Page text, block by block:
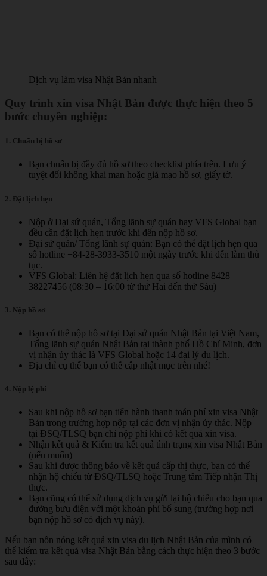
Dịch vụ làm visa Nhật Bản nhanh
Quy trình xin visa Nhật Bản được thực hiện theo 5
bước chuyên nghiệp:
1. Chuẩn bị hồ sơ
Bạn chuẩn bị đầy đủ hồ sơ theo checklist phía trên. Lưu ý
tuyệt đối không khai man hoặc giả mạo hồ sơ, giấy tờ.
2. Đặt lịch hẹn
Nộp ở Đại sứ quán, Tổng lãnh sự quán hay VFS Global bạn
đều cần đặt lịch hẹn trước khi đến nộp hồ sơ.
Đại sứ quán/ Tổng lãnh sự quán: Bạn có thể đặt lịch hẹn qua
số hotline +84-28-3933-3510 một ngày trước khi đến làm thủ
tục.
VFS Global: Liên hệ đặt lịch hẹn qua số hotline 8428
38227456 (08:30 – 16:00 từ thứ Hai đến thứ Sáu)
3. Nộp hồ sơ
Bạn có thể nộp hồ sơ tại Đại sứ quán Nhật Bản tại Việt Nam,
Tổng lãnh sự quán Nhật Bản tại thành phố Hồ Chí Minh, đơn
vị nhận ủy thác là VFS Global hoặc 14 đại lý du lịch.
Địa chỉ cụ thể bạn có thể cập nhật mục trên nhé!
4. Nộp lệ phí
Sau khi nộp hồ sơ bạn tiến hành thanh toán phí xin visa Nhật
Bản trong trường hợp nộp tại các đơn vị nhận ủy thác. Nộp
tại ĐSQ/TLSQ bạn chỉ nộp phí khi có kết quả xin visa.
Nhận kết quả & Kiểm tra kết quả tình trạng xin visa Nhật Bản
(nếu muốn)
Sau khi được thông báo về kết quả cấp thị thực, bạn có thể
nhận hộ chiếu từ ĐSQ/TLSQ hoặc Trung tâm Tiếp nhận Thị
thực.
Bạn cũng có thể sử dụng dịch vụ gửi lại hộ chiếu cho bạn qua
đường bưu điện với một khoản phí bổ sung (trường hợp nơi
bạn nộp hồ sơ có dịch vụ này).
Nếu bạn nôn nóng kết quả xin visa du lịch Nhật Bản của mình có
thể kiểm tra kết quả visa Nhật Bản bằng cách thực hiện theo 3 bước
sau đây: